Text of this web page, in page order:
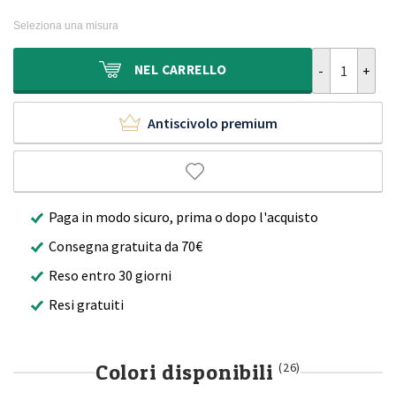
240,00€.
149,95€.
Seleziona una misura
NEL CARRELLO
Antiscivolo premium
Paga in modo sicuro, prima o dopo l'acquisto
Consegna gratuita da 70€
Reso entro 30 giorni
Resi gratuiti
Colori disponibili (26)